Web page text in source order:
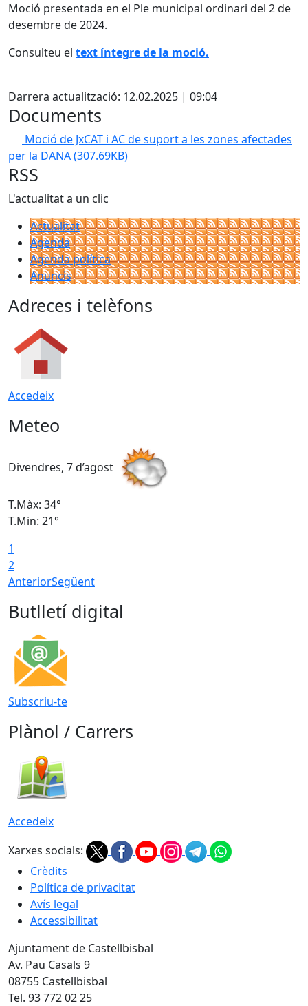
Moció presentada en el Ple municipal ordinari del 2 de
desembre de 2024.
Consulteu el text íntegre de la moció.
Darrera actualització: 12.02.2025 | 09:04
Documents
Moció de JxCAT i AC de suport a les zones afectades
per la DANA(307.69KB)
RSS
L'actualitat a un clic
Actualitat
Agenda
Agenda política
Anuncis
Adreces i telèfons
Accedeix
Meteo
Divendres, 7 d’agost
T.Màx: 34°
T.Min: 21°
1
2
AnteriorSegüent
Butlletí digital
Subscriu-te
Plànol / Carrers
Accedeix
Xarxes socials:
Crèdits
Política de privacitat
Avís legal
Accessibilitat
Ajuntament de Castellbisbal
Av. Pau Casals 9
08755 Castellbisbal
Tel. 93 772 02 25